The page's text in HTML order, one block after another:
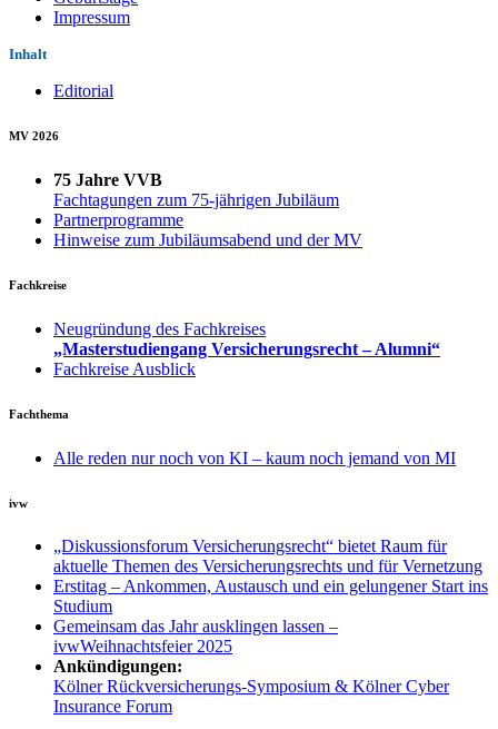
Impressum
Inhalt
Editorial
MV 2026
75 Jahre VVB
Fachtagungen zum 75-jährigen Jubiläum
Partnerprogramme
Hinweise zum Jubiläumsabend und der MV
Fachkreise
Neugründung des Fachkreises
„Masterstudiengang Versicherungsrecht – Alumni“
Fachkreise Ausblick
Fachthema
Alle reden nur noch von KI – kaum noch jemand von MI
ivw
„Diskussionsforum Versicherungsrecht“ bietet Raum für
aktuelle Themen des Versicherungsrechts und für Vernetzung
Erstitag – Ankommen, Austausch und ein gelungener Start ins
Studium
Gemeinsam das Jahr ausklingen lassen –
ivwWeihnachtsfeier 2025
Ankündigungen:
Kölner Rückversicherungs-Symposium & Kölner Cyber
Insurance Forum